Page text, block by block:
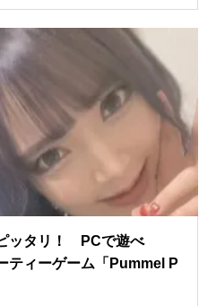
ッタリ！ PCで遊べ
ティーゲーム「Pummel P